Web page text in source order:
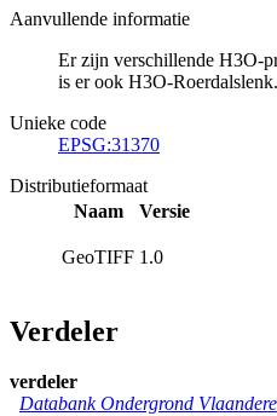
Aanvullende informatie
Er zijn verschillende H3O-
is er ook H3O-Roerdalslenk.
Unieke code
EPSG:31370
Distributieformaat
Naam
Versie
GeoTIFF 1.0
Verdeler
verdeler
Databank Ondergrond